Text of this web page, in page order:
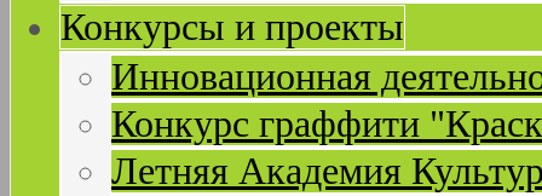
Конкурсы и проекты
Инновационная
Конкурс граффити
Летняя Академия